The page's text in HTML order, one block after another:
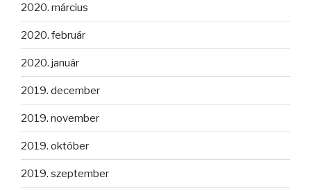
2020. március
2020. február
2020. január
2019. december
2019. november
2019. október
2019. szeptember